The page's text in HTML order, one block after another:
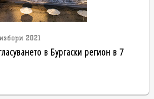
2021
в Бургаски регион в 7